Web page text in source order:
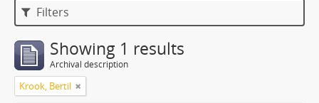
Filters
Showing 1 results
Archival description
Krook, Bertil